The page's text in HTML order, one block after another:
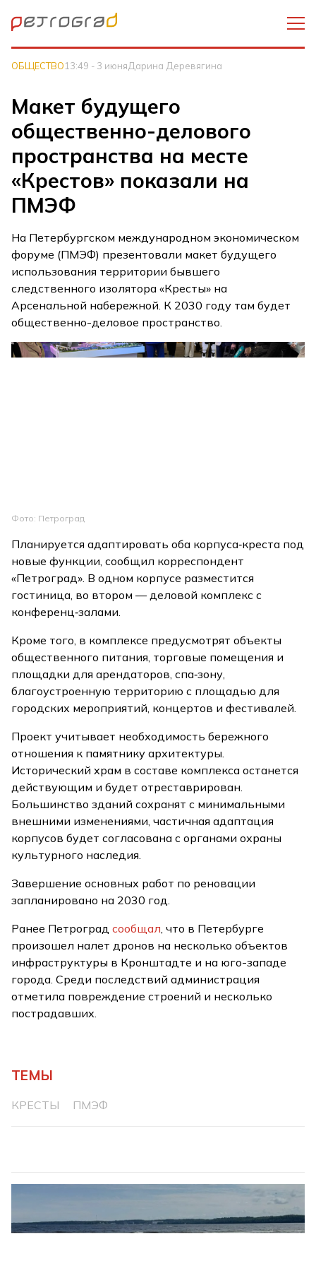
ОБЩЕСТВО13:49 - 3 июняДарина Деревягина
Макет будущего
общественно-делового
пространства на месте
«Крестов» показали на
ПМЭФ
На Петербургском международном экономическом
форуме (ПМЭФ) презентовали макет будущего
использования территории бывшего
следственного изолятора «Кресты» на
Арсенальной набережной. К 2030 году там будет
общественно-деловое пространство.
Фото: Петроград
Планируется адаптировать оба корпуса‑креста под
новые функции, сообщил корреспондент
«Петроград». В одном корпусе разместится
гостиница, во втором — деловой комплекс с
конференц‑залами.
Кроме того, в комплексе предусмотрят объекты
общественного питания, торговые помещения и
площадки для арендаторов, спа‑зону,
благоустроенную территорию с площадью для
городских мероприятий, концертов и фестивалей.
Проект учитывает необходимость бережного
отношения к памятнику архитектуры.
Исторический храм в составе комплекса останется
действующим и будет отреставрирован.
Большинство зданий сохранят с минимальными
внешними изменениями, частичная адаптация
корпусов будет согласована с органами охраны
культурного наследия.
Завершение основных работ по реновации
запланировано на 2030 год.
Ранее Петроградсообщал , что в Петербурге
произошел налет дронов на несколько объектов
инфраструктуры в Кронштадте и на юго-западе
города. Среди последствий администрация
отметила повреждение строений и несколько
пострадавших.
ТЕМЫ
КРЕСТЫ ПМЭФ